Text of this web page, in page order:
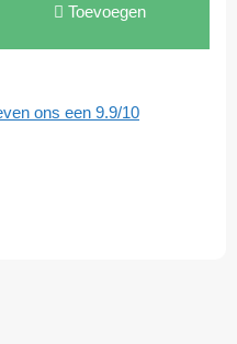
Toevoegen
ons een 9.9/10